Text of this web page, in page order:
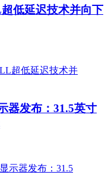
低延迟技术并向下
器发布：31.5英寸